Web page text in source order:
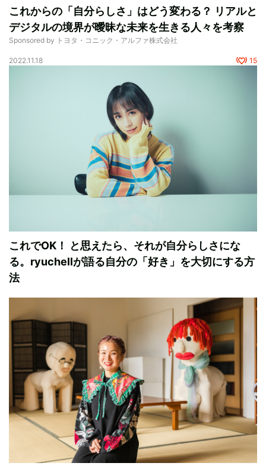
これからの「自分らしさ」はどう変わる？ リアルと
デジタルの境界が曖昧な未来を生きる人々を考察
Sponsored by トヨタ・コニック・アルファ株式会社
2022.11.18 15
これでOK！ と思えたら、それが自分らしさにな
る。ryuchellが語る自分の「好き」を大切にする方
法